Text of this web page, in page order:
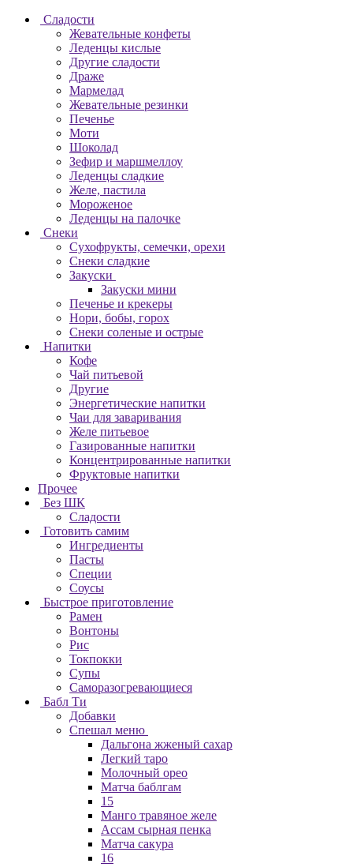
Сладости
Жевательные конфеты
Леденцы кислые
Другие сладости
Драже
Мармелад
Жевательные резинки
Печенье
Моти
Шоколад
Зефир и маршмеллоу
Леденцы сладкие
Желе, пастила
Мороженое
Леденцы на палочке
Снеки
Сухофрукты, семечки, орехи
Снеки сладкие
Закуски
Закуски мини
Печенье и крекеры
Нори, бобы, горох
Снеки соленые и острые
Напитки
Кофе
Чай питьевой
Другие
Энергетические напитки
Чаи для заваривания
Желе питьевое
Газированные напитки
Концентрированные напитки
Фруктовые напитки
Прочее
Без ШК
Сладости
Готовить самим
Ингредиенты
Пасты
Специи
Соусы
Быстрое приготовление
Рамен
Вонтоны
Рис
Токпокки
Супы
Саморазогревающиеся
Бабл Ти
Добавки
Спешал меню
Дальгона жженый сахар
Легкий таро
Молочный орео
Матча баблгам
15
Манго травяное желе
Ассам сырная пенка
Матча сакура
16